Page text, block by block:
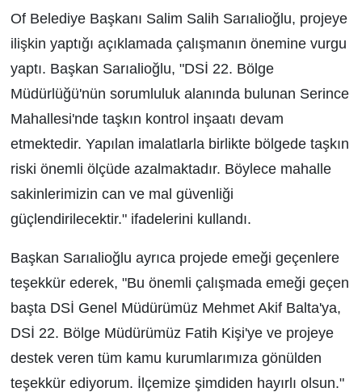
Of Belediye Başkanı Salim Salih Sarıalioğlu, projeye
ilişkin yaptığı açıklamada çalışmanın önemine vurgu
yaptı. Başkan Sarıalioğlu, "DSİ 22. Bölge
Müdürlüğü'nün sorumluluk alanında bulunan Serince
Mahallesi'nde taşkın kontrol inşaatı devam
etmektedir. Yapılan imalatlarla birlikte bölgede taşkın
riski önemli ölçüde azalmaktadır. Böylece mahalle
sakinlerimizin can ve mal güvenliği
güçlendirilecektir." ifadelerini kullandı.
Başkan Sarıalioğlu ayrıca projede emeği geçenlere
teşekkür ederek, "Bu önemli çalışmada emeği geçen
başta DSİ Genel Müdürümüz Mehmet Akif Balta'ya,
DSİ 22. Bölge Müdürümüz Fatih Kişi'ye ve projeye
destek veren tüm kamu kurumlarımıza gönülden
teşekkür ediyorum. İlçemize şimdiden hayırlı olsun."